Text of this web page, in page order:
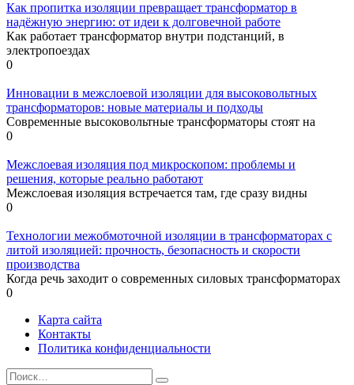
Как пропитка изоляции превращает трансформатор в
надёжную энергию: от идеи к долговечной работе
Как работает трансформатор внутри подстанций, в
электропоездах
0
Инновации в межслоевой изоляции для высоковольтных
трансформаторов: новые материалы и подходы
Современные высоковольтные трансформаторы стоят на
0
Межслоeвая изоляция под микроскопом: проблемы и
решения, которые реально работают
Межслоeвая изоляция встречается там, где сразу видны
0
Технологии межобмоточной изоляции в трансформаторах с
литой изоляцией: прочность, безопасность и скорости
производства
Когда речь заходит о современных силовых трансформаторах
0
Карта сайта
Контакты
Политика конфиденциальности
Search